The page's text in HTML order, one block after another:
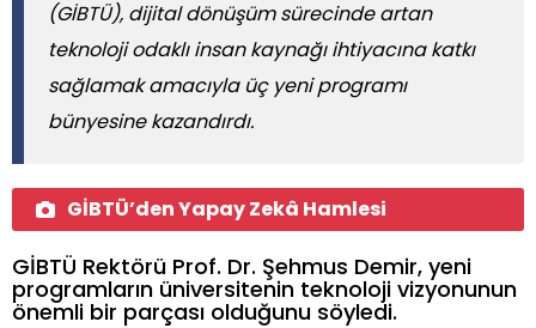
(GİBTÜ), dijital dönüşüm sürecinde artan
teknoloji odaklı insan kaynağı ihtiyacına katkı
sağlamak amacıyla üç yeni programı
bünyesine kazandırdı.
GİBTÜ’den Yapay Zekâ Hamlesi
GİBTÜ Rektörü Prof. Dr. Şehmus Demir, yeni
programların üniversitenin teknoloji vizyonunun
önemli bir parçası olduğunu söyledi.